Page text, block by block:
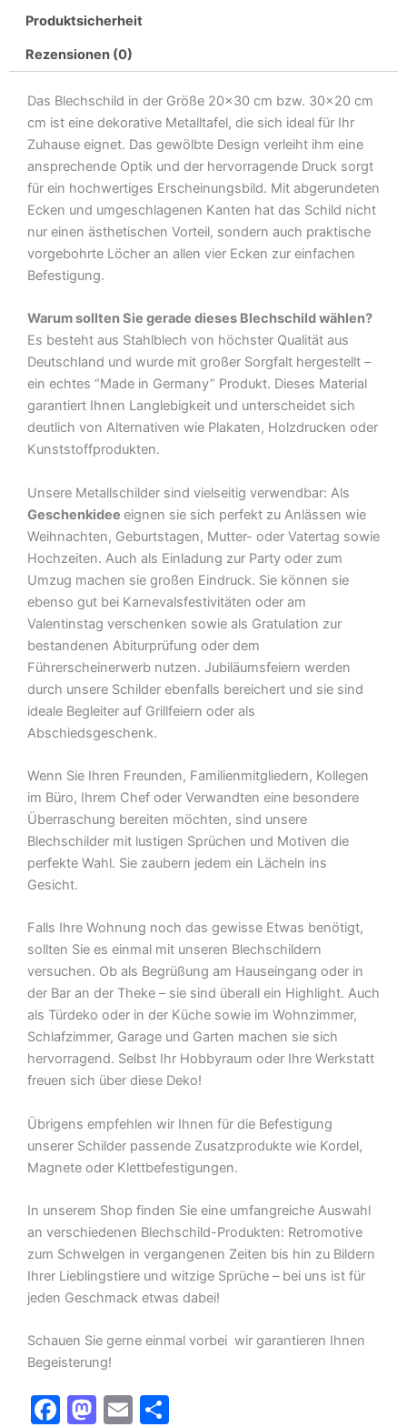
Gesicht
Metall
Deko
Menge
Produktsicherheit
Rezensionen (0)
Das Blechschild in der Größe 20×30 cm bzw. 30×20 cm
cm ist eine dekorative Metalltafel, die sich ideal für Ihr
Zuhause eignet. Das gewölbte Design verleiht ihm eine
ansprechende Optik und der hervorragende Druck sorgt
für ein hochwertiges Erscheinungsbild. Mit abgerundeten
Ecken und umgeschlagenen Kanten hat das Schild nicht
nur einen ästhetischen Vorteil, sondern auch praktische
vorgebohrte Löcher an allen vier Ecken zur einfachen
Befestigung.
Warum sollten Sie gerade dieses Blechschild wählen?
Es besteht aus Stahlblech von höchster Qualität aus
Deutschland und wurde mit großer Sorgfalt hergestellt –
ein echtes “Made in Germany” Produkt. Dieses Material
garantiert Ihnen Langlebigkeit und unterscheidet sich
deutlich von Alternativen wie Plakaten, Holzdrucken oder
Kunststoffprodukten.
Unsere Metallschilder sind vielseitig verwendbar: Als
Geschenkidee eignen sie sich perfekt zu Anlässen wie
Weihnachten, Geburtstagen, Mutter- oder Vatertag sowie
Hochzeiten. Auch als Einladung zur Party oder zum
Umzug machen sie großen Eindruck. Sie können sie
ebenso gut bei Karnevalsfestivitäten oder am
Valentinstag verschenken sowie als Gratulation zur
bestandenen Abiturprüfung oder dem
Führerscheinerwerb nutzen. Jubiläumsfeiern werden
durch unsere Schilder ebenfalls bereichert und sie sind
ideale Begleiter auf Grillfeiern oder als
Abschiedsgeschenk.
Wenn Sie Ihren Freunden, Familienmitgliedern, Kollegen
im Büro, Ihrem Chef oder Verwandten eine besondere
Überraschung bereiten möchten, sind unsere
Blechschilder mit lustigen Sprüchen und Motiven die
perfekte Wahl. Sie zaubern jedem ein Lächeln ins
Gesicht.
Falls Ihre Wohnung noch das gewisse Etwas benötigt,
sollten Sie es einmal mit unseren Blechschildern
versuchen. Ob als Begrüßung am Hauseingang oder in
der Bar an der Theke – sie sind überall ein Highlight. Auch
als Türdeko oder in der Küche sowie im Wohnzimmer,
Schlafzimmer, Garage und Garten machen sie sich
hervorragend. Selbst Ihr Hobbyraum oder Ihre Werkstatt
freuen sich über diese Deko!
Übrigens empfehlen wir Ihnen für die Befestigung
unserer Schilder passende Zusatzprodukte wie Kordel,
Magnete oder Klettbefestigungen.
In unserem Shop finden Sie eine umfangreiche Auswahl
an verschiedenen Blechschild-Produkten: Retromotive
zum Schwelgen in vergangenen Zeiten bis hin zu Bildern
Ihrer Lieblingstiere und witzige Sprüche – bei uns ist für
jeden Geschmack etwas dabei!
Schauen Sie gerne einmal vorbei  wir garantieren Ihnen
Begeisterung!
F
M E